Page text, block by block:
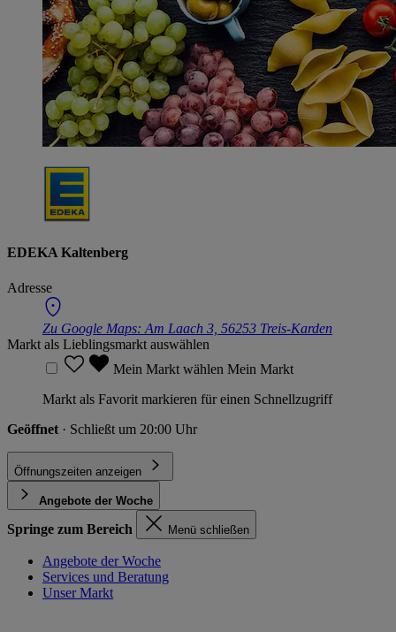
EDEKA Kaltenberg
Adresse
Zu Google Maps: Am Laach 3, 56253 Treis-Karden
Markt als Lieblingsmarkt auswählen
Mein Markt wählen Mein Markt
Markt als Favorit markieren für einen Schnellzugriff
Geöffnet · Schließt um 20:00 Uhr
Öffnungszeiten anzeigen
Angebote der Woche
Springe zum Bereich Menü schließen
Angebote der Woche
Services und Beratung
Unser Markt